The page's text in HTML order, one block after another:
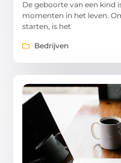
De geboorte van een kind
momenten in het leven.
starten, is het
Bedrijven